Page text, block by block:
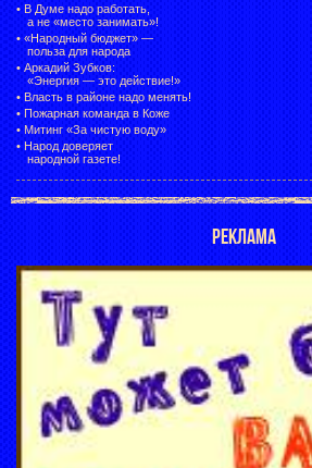
• В Думе надо работать,
а не «место занимать»!
• «Народный бюджет» —
польза для народа
• Аркадий Зубков:
«Энергия — это действие!»
• Власть в районе надо менять!
• Пожарная команда в Коже
• Митинг «За чистую воду»
• Народ доверяет
народной газете!
РЕКЛАМА